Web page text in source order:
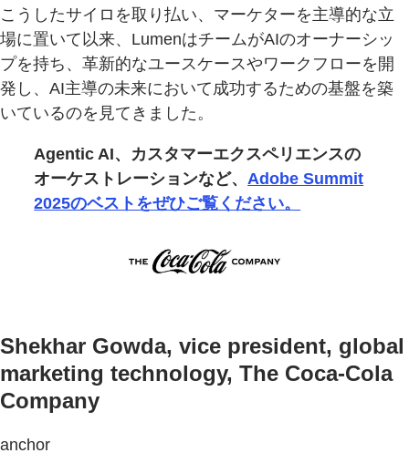
こうしたサイロを取り払い、マーケターを主導的な立
場に置いて以来、LumenはチームがAIのオーナーシッ
プを持ち、革新的なユースケースやワークフローを開
発し、AI主導の未来において成功するための基盤を築
いているのを見てきました。
Agentic AI、カスタマーエクスペリエンスの
オーケストレーションなど、 Adobe Summit
2025のベストをぜひご覧ください。
Shekhar Gowda, vice president, global
marketing technology, The Coca-Cola
Company
anchor